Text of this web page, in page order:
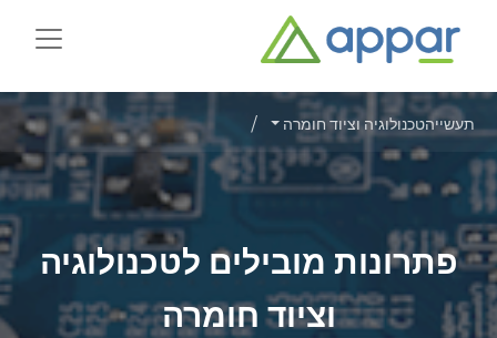
תעשייהטכנולוגיה וציוד חומרה
פתרונות מובילים לטכנולוגיה
וציוד חומרה